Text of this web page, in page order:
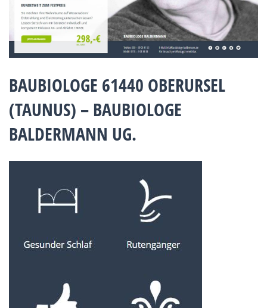
BAUBIOLOGE 61440 OBERURSEL
(TAUNUS) – BAUBIOLOGE
BALDERMANN UG.